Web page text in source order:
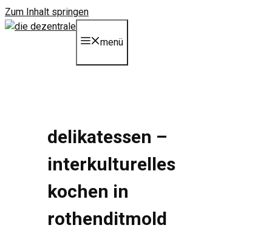
Zum Inhalt springen
menü
delikatessen –
interkulturelles
kochen in
rothenditmold